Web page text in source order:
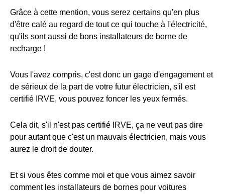
Grâce à cette mention, vous serez certains qu'en plus
d'être calé au regard de tout ce qui touche à l'électricité,
qu'ils sont aussi de bons installateurs de borne de
recharge !
Vous l'avez compris, c'est donc un gage d'engagement et
de sérieux de la part de votre futur électricien, s'il est
certifié IRVE, vous pouvez foncer les yeux fermés.
Cela dit, s'il n'est pas certifié IRVE, ça ne veut pas dire
pour autant que c'est un mauvais électricien, mais vous
aurez le droit de douter.
Et si vous êtes comme moi et que vous aimez savoir
comment les installateurs de bornes pour voitures